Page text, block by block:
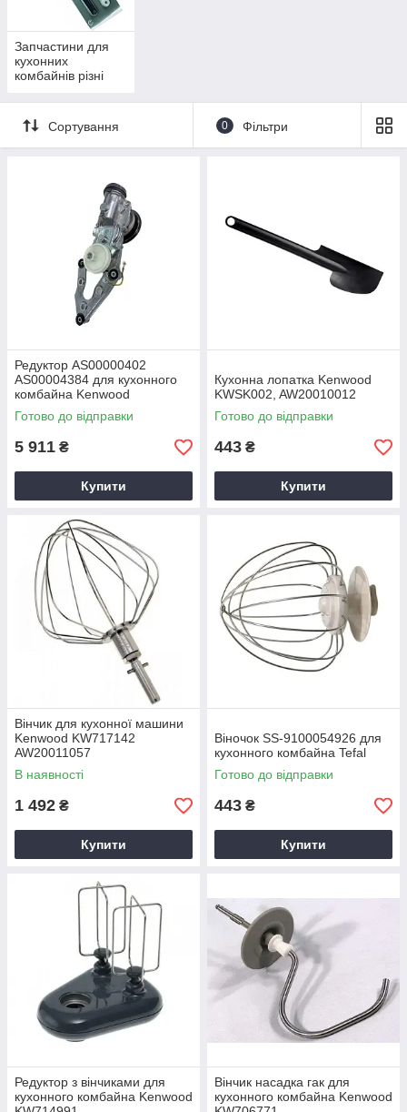
Запчастини для
кухонних
комбайнів різні
Сортування 0 Фільтри
Редуктор AS00000402
AS00004384 для кухонного
комбайна Kenwood
Готово до відправки
5 911 ₴
Купити
Кухонна лопатка Kenwood
KWSK002, AW20010012
Готово до відправки
443 ₴
Купити
Вінчик для кухонної машини
Kenwood KW717142
AW20011057
В наявності
1 492 ₴
Купити
Віночок SS-9100054926 для
кухонного комбайна Tefal
Готово до відправки
443 ₴
Купити
Редуктор з вінчиками для
кухонного комбайна Kenwood
Вінчик насадка гак для
кухонного комбайна Kenwood